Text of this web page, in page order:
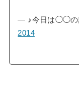
— ♪今日は◯◯の
2014